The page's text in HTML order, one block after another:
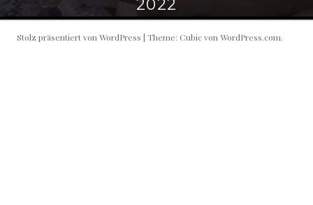
2022
Stolz präsentiert von WordPress | Theme: Cubic von WordPress.com.